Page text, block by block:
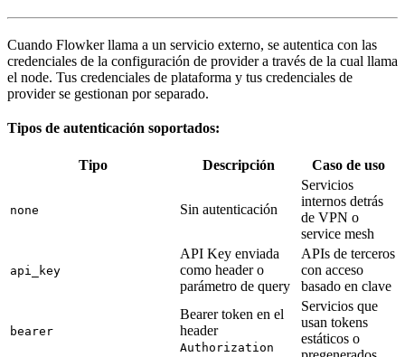
Cuando Flowker llama a un servicio externo, se autentica con las
credenciales de la configuración de provider a través de la cual llama
el node. Tus credenciales de plataforma y tus credenciales de
provider se gestionan por separado.
Tipos de autenticación soportados:
Tipo Descripción Caso de uso
none Sin autenticación
Servicios
internos detrás
de VPN o
service mesh
api_key
API Key enviada
como header o
parámetro de query
APIs de terceros
con acceso
basado en clave
bearer
Bearer token en el
header
Authorization
Servicios que
usan tokens
estáticos o